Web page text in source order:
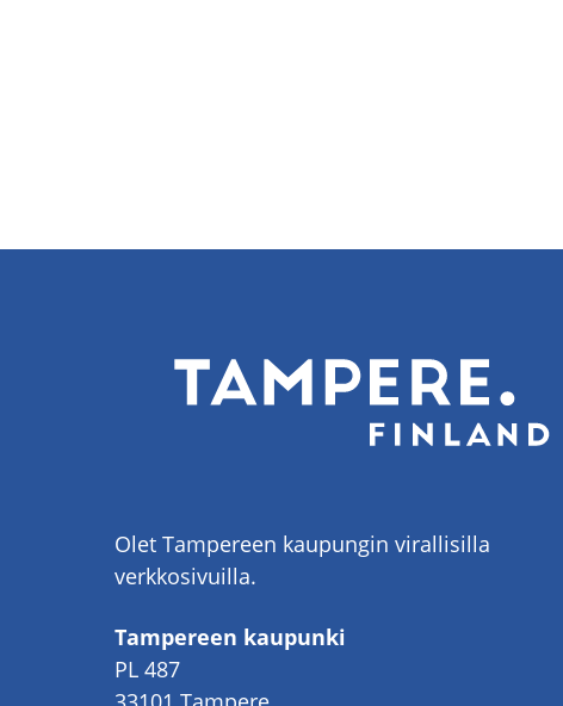
Olet Tampereen kaupungin virallisilla
verkkosivuilla.
Tampereen kaupunki
PL 487